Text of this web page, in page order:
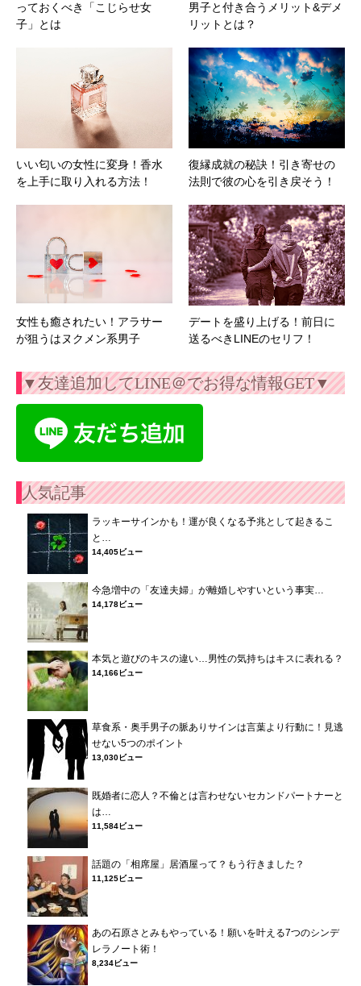
っておくべき「こじらせ女
子」とは
男子と付き合うメリット&デメ
リットとは？
いい匂いの女性に変身！香水
を上手に取り入れる方法！
復縁成就の秘訣！引き寄せの
法則で彼の心を引き戻そう！
女性も癒されたい！アラサー
が狙うはヌクメン系男子
デートを盛り上げる！前日に
送るべきLINEのセリフ！
▼友達追加してLINE＠でお得な情報GET▼
人気記事
ラッキーサインかも！運が良くなる予兆として起きるこ
と…
14,405ビュー
今急増中の「友達夫婦」が離婚しやすいという事実…
14,178ビュー
本気と遊びのキスの違い…男性の気持ちはキスに表れる？
14,166ビュー
草食系・奥手男子の脈ありサインは言葉より行動に！見逃
せない5つのポイント
13,030ビュー
既婚者に恋人？不倫とは言わせないセカンドパートナーと
は…
11,584ビュー
話題の「相席屋」居酒屋って？もう行きました？
11,125ビュー
あの石原さとみもやっている！願いを叶える7つのシンデ
レラノート術！
8,234ビュー